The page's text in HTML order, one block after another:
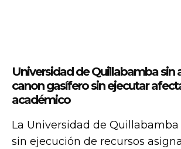
Universidad de Quillabamba sin
canon gasífero sin ejecutar
académico
La Universidad de
sin ejecución de recursos